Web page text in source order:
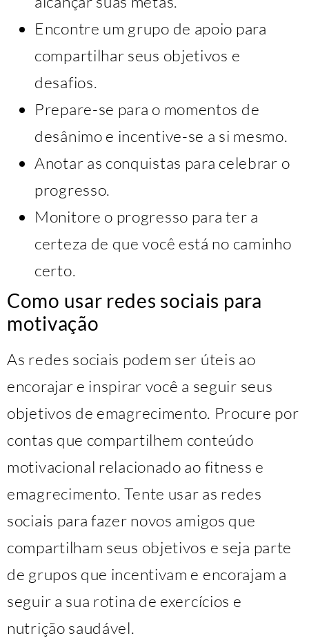
Encontre um grupo de apoio para
compartilhar seus objetivos e
desafios.
Prepare-se para o momentos de
desânimo e incentive-se a si mesmo.
Anotar as conquistas para celebrar o
progresso.
Monitore o progresso para ter a
certeza de que você está no caminho
certo.
Como usar redes sociais para
motivação
As redes sociais podem ser úteis ao
encorajar e inspirar você a seguir seus
objetivos de emagrecimento. Procure por
contas que compartilhem conteúdo
motivacional relacionado ao fitness e
emagrecimento. Tente usar as redes
sociais para fazer novos amigos que
compartilham seus objetivos e seja parte
de grupos que incentivam e encorajam a
seguir a sua rotina de exercícios e
nutrição saudável.